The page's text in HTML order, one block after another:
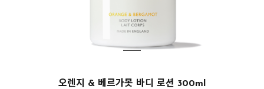
오렌지 & 베르가못 바디 로션 300ml